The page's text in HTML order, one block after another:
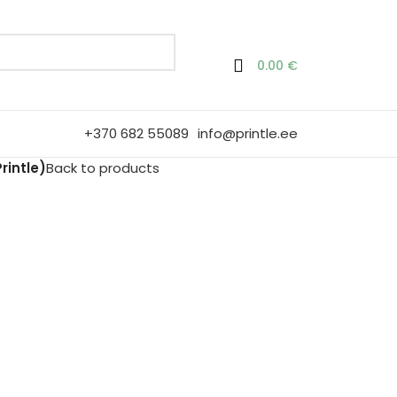
0.00 €
+370 682 55089 info@printle.ee
Back to products